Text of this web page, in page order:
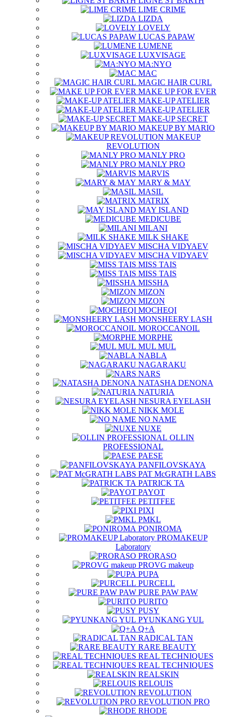
LIME CRIME
LIZDA
LOVELY
LUCAS PAPAW
LUMENE
LUXVISAGE
MA:NYO
MAC
MAGIC HAIR CURL
MAKE UP FOR EVER
MAKE-UP ATELIER
MAKE-UP ATELIER
MAKE-UP SECRET
MAKEUP BY MARIO
MAKEUP
REVOLUTION
MANLY PRO
MANLY PRO
MARVIS
MARY & MAY
MASIL
MATRIX
MAY ISLAND
MEDICUBE
MILANI
MILK SHAKE
MISCHA VIDYAEV
MISCHA VIDYAEV
MISS TAIS
MISS TAIS
MISSHA
MIZON
MIZON
MOCHEQI
MONSHEERY LASH
MOROCCANOIL
MORPHE
MUL MUL
NABLA
NAGARAKU
NARS
NATASHA DENONA
NATURIA
NESURA EYELASH
NIKK MOLE
NO NAME
NUXE
OLLIN
PROFESSIONAL
PAESE
PANFILOVSKAYA
PAT McGRATH LABS
PATRICK TA
PAYOT
PETITFEE
PIXI
PMKL
PONIROMA
PROMAKEUP
Laboratory
PRORASO
PROVG makeup
PUPA
PURCELL
PURE PAW PAW
PURITO
PUSY
PYUNKANG YUL
Q+A
RADICAL TAN
RARE BEAUTY
REAL TECHNIQUES
REAL TECHNIQUES
REALSKIN
RELOUIS
REVOLUTION
REVOLUTION PRO
RHODE